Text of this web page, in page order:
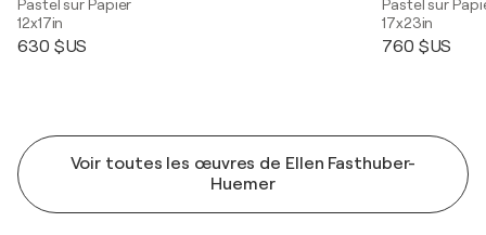
Pastel sur Papier
12x17in
630 $US
Pastel sur
17x23in
760 $US
Voir toutes les œuvres de Ellen Fasthuber-
Huemer